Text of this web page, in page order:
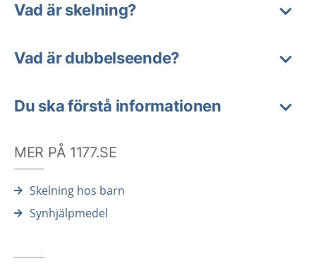
Vad är skelning?
Vad är dubbelseende?
Du ska förstå informationen
MER PÅ 1177.SE
Skelning hos barn
Synhjälpmedel